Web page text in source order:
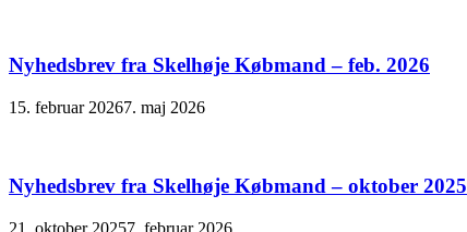
Nyhedsbrev fra Skelhøje Købmand – feb. 2026
15. februar 20267. maj 2026
Nyhedsbrev fra Skelhøje Købmand – oktober 2025